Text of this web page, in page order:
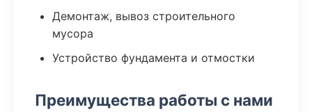
Демонтаж, вывоз строительного
мусора
Устройство фундамента и отмостки
Преимущества работы с нами